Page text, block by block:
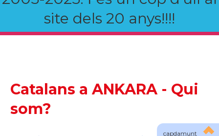
site dels 20 anys!!!!
capdamunt
Catalans a ANKARA - Qui
som?